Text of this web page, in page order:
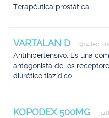
Terapéutica prostática
VARTALAN D 914
Antihipertensivo, Es una
antogonista de los
diurético tiazídico
KOPODEX 500MG